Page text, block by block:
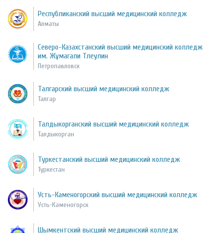
Республиканский высший медицинский колледж
Алматы
Северо-Казахстанский высший медицинский колледж
им. Жұмагали Тлеулин
Петропавловск
Талгарский высший медицинский колледж
Талгар
Талдыкорганский высший медицинский колледж
Талдыкорган
Туркестанский высший медицинский колледж
Туркестан
Усть-Каменогорский высший медицинский колледж
Усть-Каменогорск
Шымкентский высший медицинский колледж